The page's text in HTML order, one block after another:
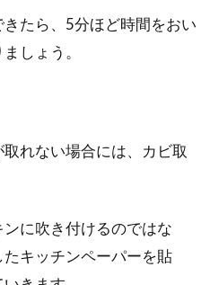
たら、5分ほど時間をおい
しょう。
れない場合には、カビ取
に吹き付けるのではな
キッチンペーパーを貼